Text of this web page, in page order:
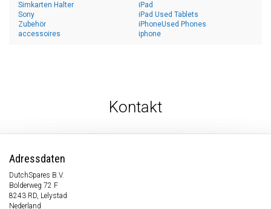
Simkarten Halter
Sony
Zubehör
accessoires
iPad
iPad Used Tablets
iPhoneUsed Phones
iphone
Kontakt
Adressdaten
DutchSpares B.V.
Bolderweg 72 F
8243 RD, Lelystad
Nederland